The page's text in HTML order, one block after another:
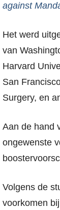
against
Het werd
van
Harvard
San
Surgery, en
Aan de hand
ongewenste
Volgens de
voorkomen